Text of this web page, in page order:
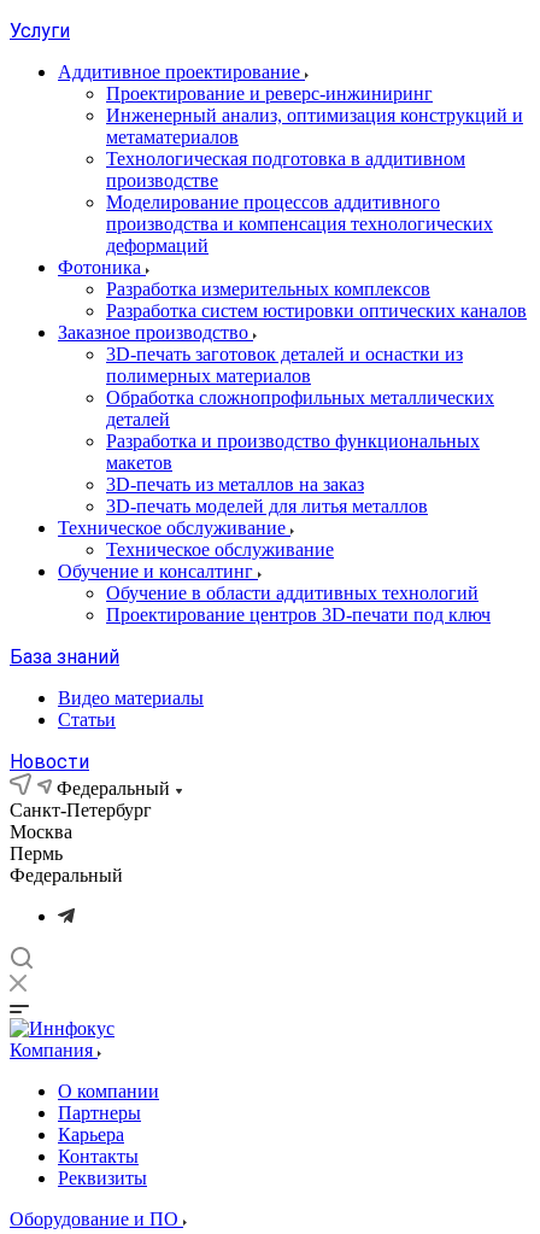
Услуги
Аддитивное проектирование
Проектирование и реверс-инжиниринг
Инженерный анализ, оптимизация конструкций и
метаматериалов
Технологическая подготовка в аддитивном
производстве
Моделирование процессов аддитивного
производства и компенсация технологических
деформаций
Фотоника
Разработка измерительных комплексов
Разработка систем юстировки оптических каналов
Заказное производство
3D-печать заготовок деталей и оснастки из
полимерных материалов
Обработка сложнопрофильных металлических
деталей
Разработка и производство функциональных
макетов
3D-печать из металлов на заказ
3D-печать моделей для литья металлов
Техническое обслуживание
Техническое обслуживание
Обучение и консалтинг
Обучение в области аддитивных технологий
Проектирование центров 3D-печати под ключ
База знаний
Видео материалы
Статьи
Новости
Федеральный
Санкт-Петербург
Москва
Пермь
Федеральный
Компания
О компании
Партнеры
Карьера
Контакты
Реквизиты
Оборудование и ПО